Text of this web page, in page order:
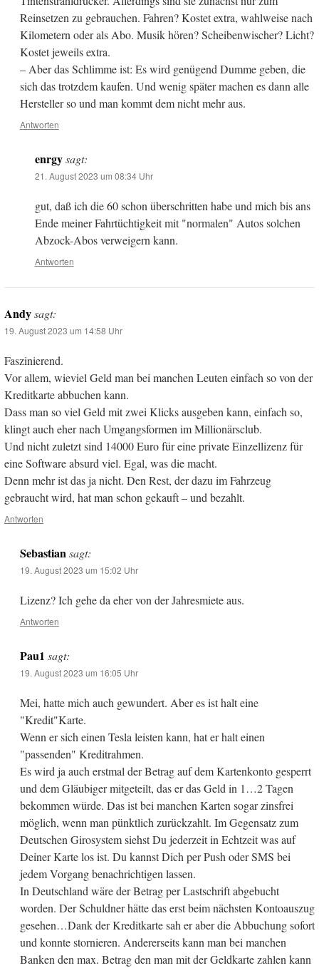
Reinsetzen zu gebrauchen. Fahren? Kostet extra, wahlweise nach
Kilometern oder als Abo. Musik hören? Scheibenwischer? Licht?
Kostet jeweils extra.
– Aber das Schlimme ist: Es wird genügend Dumme geben, die
sich das trotzdem kaufen. Und wenig später machen es dann alle
Hersteller so und man kommt dem nicht mehr aus.
Antworten
enrgy sagt:
21. August 2023 um 08:34 Uhr
gut, daß ich die 60 schon überschritten habe und mich bis ans
Ende meiner Fahrtüchtigkeit mit "normalen" Autos solchen
Abzock-Abos verweigern kann.
Antworten
Andysagt:
19. August 2023 um 14:58 Uhr
Faszinierend.
Vor allem, wieviel Geld man bei manchen Leuten einfach so von der
Kreditkarte abbuchen kann.
Dass man so viel Geld mit zwei Klicks ausgeben kann, einfach so,
klingt auch eher nach Umgangsformen im Millionärsclub.
Und nicht zuletzt sind 14000 Euro für eine private Einzellizenz für
eine Software absurd viel. Egal, was die macht.
Denn mehr ist das ja nicht. Den Rest, der dazu im Fahrzeug
gebraucht wird, hat man schon gekauft – und bezahlt.
Antworten
Sebastian sagt:
19. August 2023 um 15:02 Uhr
Lizenz? Ich gehe da eher von der Jahresmiete aus.
Antworten
Pau1 sagt:
19. August 2023 um 16:05 Uhr
Mei, hatte mich auch gewundert. Aber es ist halt eine
"Kredit"Karte.
Wenn er sich einen Tesla leisten kann, hat er halt einen
"passenden" Kreditrahmen.
Es wird ja auch erstmal der Betrag auf dem Kartenkonto gesperrt
und dem Gläubiger mitgeteilt, das er das Geld in 1…2 Tagen
bekommen würde. Das ist bei manchen Karten sogar zinsfrei
möglich, wenn man pünktlich zurückzahlt. Im Gegensatz zum
Deutschen Girosystem siehst Du jederzeit in Echtzeit was auf
Deiner Karte los ist. Du kannst Dich per Push oder SMS bei
jedem Vorgang benachrichtigen lassen.
In Deutschland wäre der Betrag per Lastschrift abgebucht
worden. Der Schuldner hätte das erst beim nächsten Kontoauszug
gesehen…Dank der Kreditkarte sah er aber die Abbuchung sofort
und konnte stornieren. Andererseits kann man bei manchen
Banken den max. Betrag den man mit der Geldkarte zahlen kann